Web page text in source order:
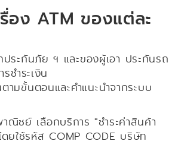
รื่อง ATM ของแต่ละ
ระกันภัย ฯ และของผู้เอา ประกันรถ
รชำระเงิน
ตามขั้นตอนและคำแนะนำจากระบบ
าณิชย์ เลือกบริการ "ชำระค่าสินค้า
ดยใช้รหัส COMP CODE บริษัท